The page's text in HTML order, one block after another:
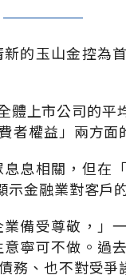
的玉山金控為
體上市公司的
者權益」兩方面
息相關，但在
金融業對客戶
備受尊敬，」
寧可不做。過
務、也不對受爭